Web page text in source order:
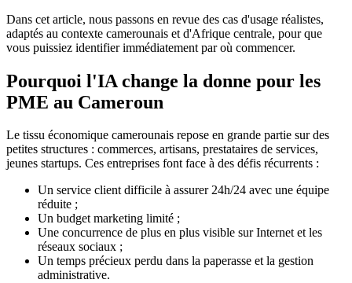
Dans cet article, nous passons en revue des cas d'usage réalistes,
adaptés au contexte camerounais et d'Afrique centrale, pour que
vous puissiez identifier immédiatement par où commencer.
Pourquoi l'IA change la donne pour les
PME au Cameroun
Le tissu économique camerounais repose en grande partie sur des
petites structures : commerces, artisans, prestataires de services,
jeunes startups. Ces entreprises font face à des défis récurrents :
Un service client difficile à assurer 24h/24 avec une équipe
réduite ;
Un budget marketing limité ;
Une concurrence de plus en plus visible sur Internet et les
réseaux sociaux ;
Un temps précieux perdu dans la paperasse et la gestion
administrative.